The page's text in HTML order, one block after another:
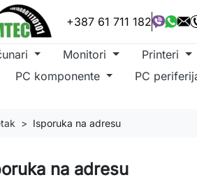
+387 61 711 182
Monitori Printeri
PC komponente PC
Isporuka na adresu
na adresu